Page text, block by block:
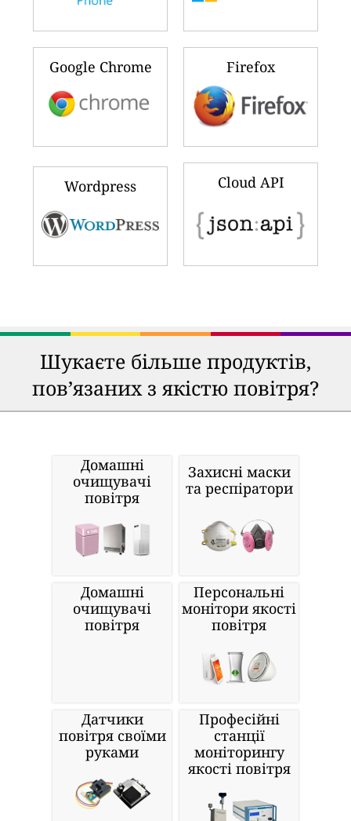
Google Chrome Firefox
Wordpress Cloud API
Шукаєте більше продуктів,
пов’язаних з якістю повітря?
Домашні
очищувачі
повітря
Захисні маски
та респіратори
Домашні
очищувачі
повітря
Персональні
монітори якості
повітря
Датчики
повітря своїми
руками
Професійні
станції
моніторингу
якості повітря